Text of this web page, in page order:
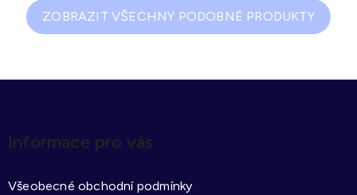
ZOBRAZIT VŠECHNY PODOBNÉ PRODUKTY
p
aInformace pro vás
Všeobecné obchodní podmínky